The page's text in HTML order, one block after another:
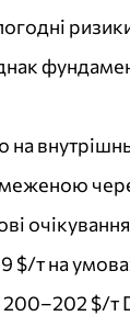
$/т на
$/т